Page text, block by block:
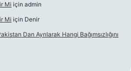
Mi için admin
Mi için Denir
Dan Ayrılarak Hangi Bağımsızlığını